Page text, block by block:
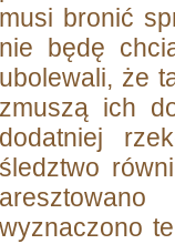
musi bronić
nie będę
ubolewali, że
zmuszą ich
dodatniej
śledztwo
wyznaczono